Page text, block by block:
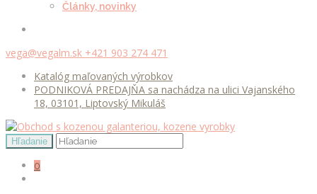
Články, novinky
vega@vegalm.sk +421 903 274 471
Katalóg maľovaných výrobkov
PODNIKOVÁ PREDAJŇA sa nachádza na ulici Vajanského
18, 03101, Liptovský Mikuláš
0